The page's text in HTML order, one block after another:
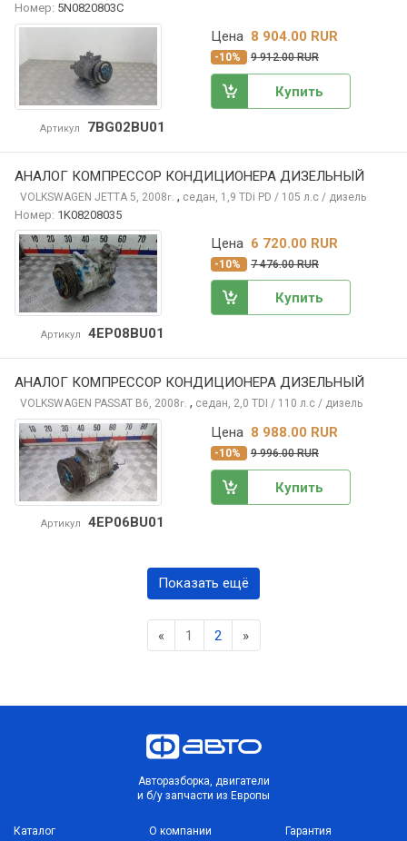
Номер: 5N0820803C
Артикул 7BG02BU01
Цена 8 904.00 RUR
-10% 9 912.00 RUR
Купить
АНАЛОГ КОМПРЕССОР КОНДИЦИОНЕРА ДИЗЕЛЬНЫЙ
VOLKSWAGEN JETTA 5, 2008г. , седан, 1,9 TDi PD / 105 л.с / дизель
Номер: 1K08208035
Артикул 4EP08BU01
Цена 6 720.00 RUR
-10% 7 476.00 RUR
Купить
АНАЛОГ КОМПРЕССОР КОНДИЦИОНЕРА ДИЗЕЛЬНЫЙ
VOLKSWAGEN PASSAT B6, 2008г. , седан, 2,0 TDI / 110 л.с / дизель
Артикул 4EP06BU01
Цена 8 988.00 RUR
-10% 9 996.00 RUR
Купить
Показать ещё
«Previous
1 2 »Next
Авторазборка, двигатели
и б/у запчасти из Европы
Каталог О компании Гарантия